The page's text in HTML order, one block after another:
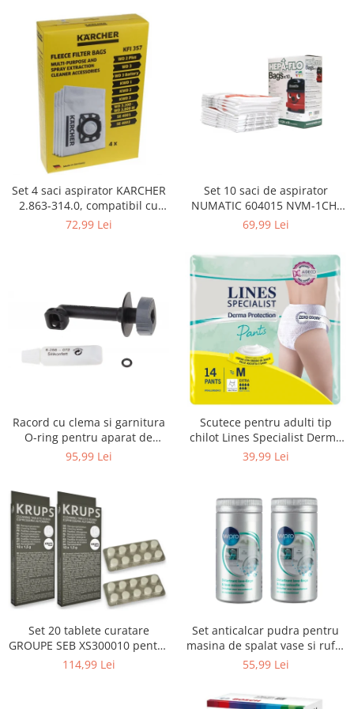
Decoratiuni
Gradinarit
Hobby-uri creative
Iluminat & Electrice
Jaluzele
Kit-uri automatizari porti si usi
Mobila dormitor
Mobila gradina & terasa
Mobila Living & Dining
Organizare si depozitare
Scule electrice si unelte
Silicon, spume si solutii tehnice
Sisteme Incalzire
Textile si covoare
Accesorii tablete
Laptopuri si Accesorii
Wearable & Gadgeturi
Electrocasnice & Climatizare
Accesorii si piese masini spalat
rufe si uscatoare
Accesorii si piese masini spalat
vase
Aparate Racire Aer
Aragaze si cuptoare cu microunde
Set 4 saci aspirator KARCHER
2.863-314.0, compatibil cu
WD, KWD, SE
72,99 Lei
Set 10 saci de aspirator
NUMATIC 604015 NVM-1CH,
9L
69,99 Lei
Racord cu clema si garnitura
O-ring pentru aparat de
spalat cu presiune, KARCHER
95,99 Lei
Scutece pentru adulti tip
chilot Lines Specialist Derma
Protection Extra, 7 picaturi,
39,99 Lei
Set 20 tablete curatare
GROUPE SEB XS300010 pentru
espressoare Krups (2x10
114,99 Lei
Set anticalcar pudra pentru
masina de spalat vase si rufe,
WPRO 484000008416, 2 x 250g
55,99 Lei